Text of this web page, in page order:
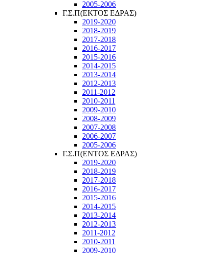
2005-2006
Γ.Σ.Π(ΕΚΤΟΣ ΕΔΡΑΣ)
2019-2020
2018-2019
2017-2018
2016-2017
2015-2016
2014-2015
2013-2014
2012-2013
2011-2012
2010-2011
2009-2010
2008-2009
2007-2008
2006-2007
2005-2006
Γ.Σ.Π(ΕΝΤΟΣ ΕΔΡΑΣ)
2019-2020
2018-2019
2017-2018
2016-2017
2015-2016
2014-2015
2013-2014
2012-2013
2011-2012
2010-2011
2009-2010